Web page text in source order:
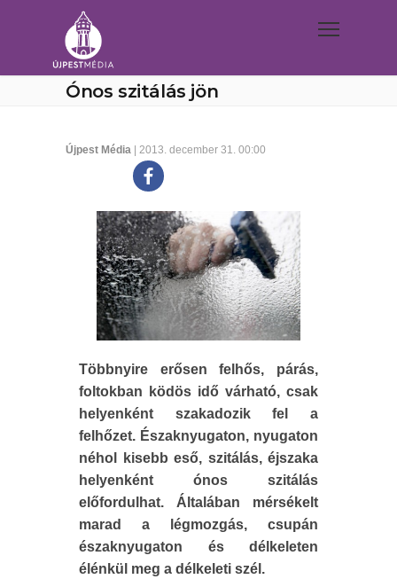
Ónos szitálás jön
Újpest Média | 2013. december 31. 00:00
Többnyire erősen felhős, párás,
foltokban ködös idő várható, csak
helyenként szakadozik fel a
felhőzet. Északnyugaton, nyugaton
néhol kisebb eső, szitálás, éjszaka
helyenként ónos szitálás
előfordulhat. Általában mérsékelt
marad a légmozgás, csupán
északnyugaton és délkeleten
élénkül meg a délkeleti szél.